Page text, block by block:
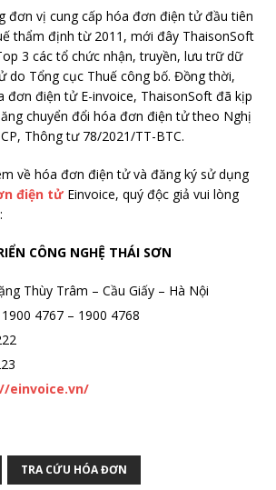
đơn vị cung cấp hóa đơn điện tử đầu tiên
thẩm định từ 2011, mới đây ThaisonSoft
3 các tổ chức nhận, truyền, lưu trữ dữ
do Tổng cục Thuế công bố. Đồng thời,
đơn điện tử E-invoice, ThaisonSoft đã kịp
chuyển đổi hóa đơn điện tử theo Nghị
, Thông tư 78/2021/TT-BTC.
về hóa đơn điện tử và đăng ký sử dụng
điện tửEinvoice, quý độc giả vui lòng
CÔNG NGHỆ THÁI SƠN
Thùy Trâm – Cầu Giấy – Hà Nội
4767 – 1900 4768
einvoice.vn/
TRA CỨU HÓA ĐƠN